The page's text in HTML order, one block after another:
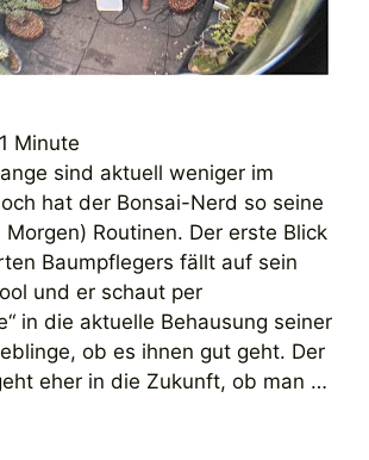
Minute
sind aktuell weniger im
hat der Bonsai-Nerd so seine
Routinen. Der erste Blick
Baumpflegers fällt auf sein
und er schaut per
in die aktuelle Behausung seiner
ob es ihnen gut geht. Der
eher in die Zukunft, ob man …